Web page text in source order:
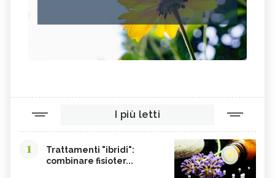
I più letti
1
Trattamenti "ibridi":
combinare fisioter...